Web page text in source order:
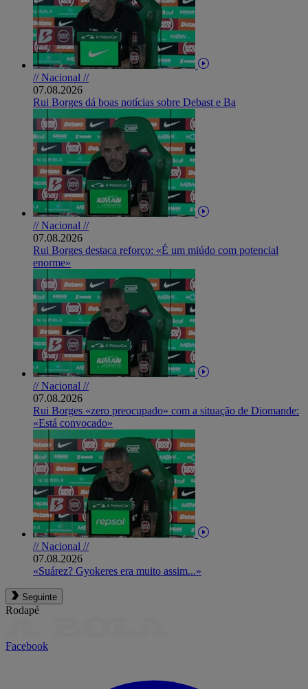
// Nacional //
07.08.2026
Rui Borges dá boas notícias sobre Debast e Ba
// Nacional //
07.08.2026
Rui Borges destaca reforço: «É um miúdo com potencial
enorme»
// Nacional //
07.08.2026
Rui Borges «zero preocupado» com a situação de Diomande:
«Está convocado»
// Nacional //
07.08.2026
«Suárez? Gyokeres era muito assim...»
Seguinte
Rodapé
Facebook